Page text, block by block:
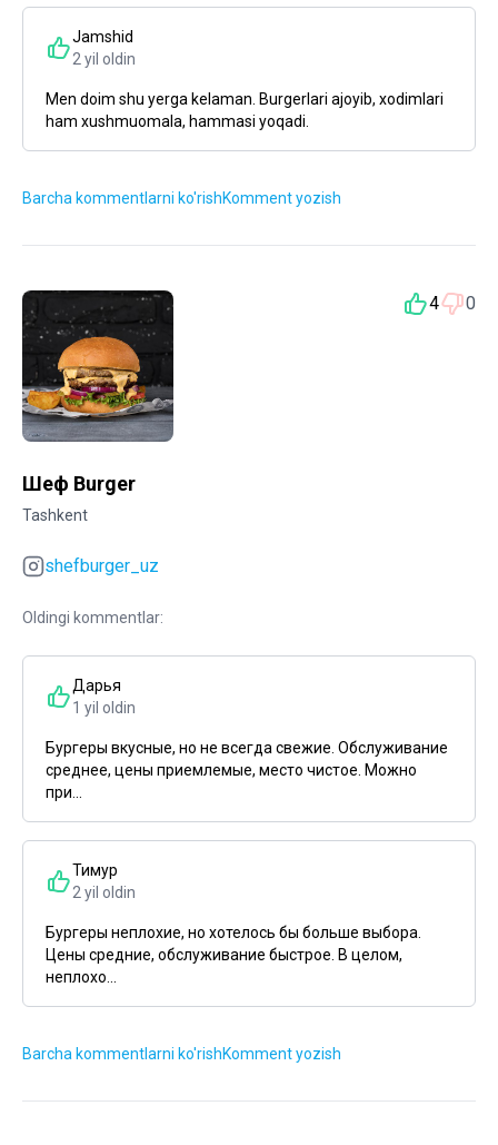
Jamshid
2 yil oldin
Men doim shu yerga kelaman. Burgerlari ajoyib, xodimlari
ham xushmuomala, hammasi yoqadi.
Barcha kommentlarni ko'rishKomment yozish
4 0
Шеф Burger
Tashkent
shefburger_uz
Oldingi kommentlar:
Дарья
1 yil oldin
Бургеры вкусные, но не всегда свежие. Обслуживание
среднее, цены приемлемые, место чистое. Можно
при...
Тимур
2 yil oldin
Бургеры неплохие, но хотелось бы больше выбора.
Цены средние, обслуживание быстрое. В целом,
неплохо...
Barcha kommentlarni ko'rishKomment yozish